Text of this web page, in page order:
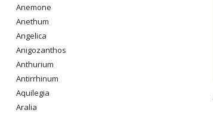
Anemone
Anethum
Angelica
Anigozanthos
Anthurium
Antirrhinum
Aquilegia
Aralia